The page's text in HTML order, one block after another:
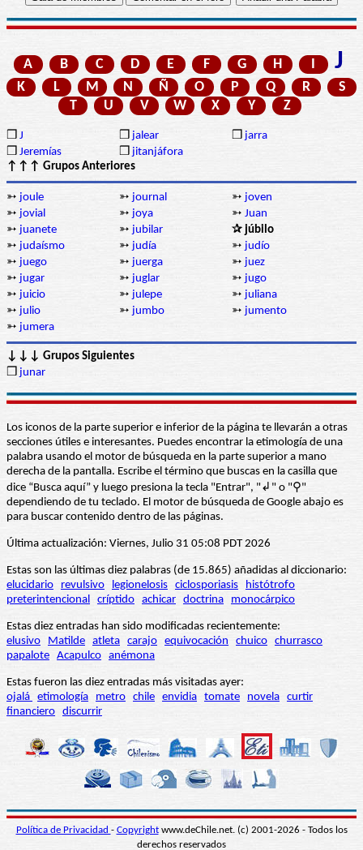
A B C D E F G H I J
K L M N Ñ O P Q R
S
T
U V W X Y Z
❒ J ❒ jalear ❒ jarra
❒ Jeremías ❒ jitanjáfora
↑↑↑ Grupos Anteriores
➳ joule ➳ journal ➳ joven
➳ jovial ➳ joya ➳ Juan
➳ juanete ➳ jubilar
✰ júbilo
➳ judaísmo ➳ judía ➳ judío
➳ juego ➳ juerga ➳ juez
➳ jugar ➳ juglar ➳ jugo
➳ juicio ➳ julepe ➳ juliana
➳ julio ➳ jumbo ➳ jumento
➳ jumera
↓↓↓ Grupos Siguientes
❒ junar
Los iconos de la parte superior e inferior de la página te llevarán a otras
secciones útiles e interesantes. Puedes encontrar la etimología de una
palabra usando el motor de búsqueda en la parte superior a mano
derecha de la pantalla. Escribe el término que buscas en la casilla que
dice “Busca aquí” y luego presiona la tecla "Entrar", "↲" o "⚲"
dependiendo de tu teclado. El motor de búsqueda de Google abajo es
para buscar contenido dentro de las páginas.
Última actualización: Viernes, Julio 31 05:08 PDT 2026
Estas son las últimas diez palabras (de 15.865) añadidas al diccionario:
elucidario
revulsivo legionelosis ciclosporiasis
histótrofo
preterintencional críptido achicar doctrina monocárpico
Estas diez entradas han sido modificadas recientemente:
elusivo
Matilde atleta carajo equivocación chuico churrasco
papalote Acapulco anémona
Estas fueron las diez entradas más visitadas ayer:
ojalá etimología metro chile envidia tomate novela curtir
financiero discurrir
Política de Privacidad - Copyrightwww.deChile.net. (c) 2001-2026 - Todos los
derechos reservados